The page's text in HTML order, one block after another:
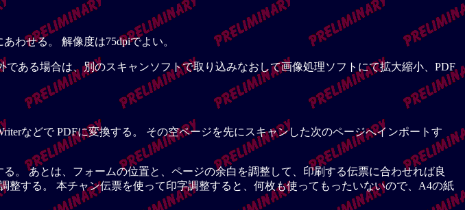
わせる。 解像度は75dpiでよい。
ある場合は、別のスキャンソフトで取り込みなおして画像処理ソフトにて拡大縮小、PDF
などで PDFに変換する。 その空ページを先にスキャンした次のページへインポートす
。 あとは、フォームの位置と、ページの余白を調整して、印刷する伝票に合わせれば良
する。 本チャン伝票を使って印字調整すると、何枚も使ってもったいないので、A4の紙